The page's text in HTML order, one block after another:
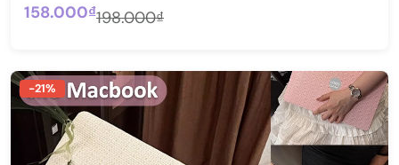
158.000₫198.000₫
-21%